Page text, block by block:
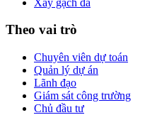
Theo vai trò
Chuyên viên dự toán
Quản lý dự án
Lãnh đạo
Giám sát công trường
Chủ đầu tư